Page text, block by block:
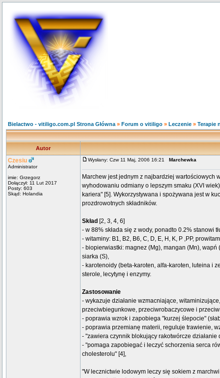
Bielactwo - vitiligo.com.pl Strona Główna » Forum o vitiligo » Leczenie » Terapie
Autor
Czesiu
Administrator
imie: Grzegorz
Dołączył: 11 Lut 2017
Posty: 603
Skąd: Holandia
Wysłany: Czw 11 Maj, 2006 16:21 Marchewka
Marchew jest jednym z najbardziej wartościowych
wyhodowaniu odmiany o lepszym smaku (XVI
kariera" [5]. Wykorzystywana i spożywana jest w
prozdrowotnych składników.
Skład [2, 3, 4, 6]
- w 88% składa się z wody, ponadto 0.2% stanowi
- witaminy: B1, B2, B6, C, D, E, H, K, P ,PP,
- biopierwiastki: magnez (Mg), mangan (Mn), wapń
siarka (S),
- karotenoidy (beta-karoten, alfa-karoten, luteina i
sterole, lecytynę i enzymy.
Zastosowanie
- wykazuje działanie wzmacniające,
przeciwbiegunkowe, przeciwrobaczycowe i
- poprawia wzrok i zapobiega "kurzej ślepocie"
- poprawia przemianę materii, reguluje trawienie,
- "zawiera czynnik blokujący rakotwórcze działanie
- "pomaga zapobiegać i leczyć schorzenia serca
cholesterolu" [4],
"W lecznictwie lodowym leczy się sokiem z